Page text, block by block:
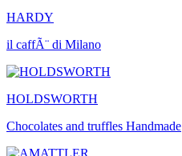
HARDY
il caffÃ¨ di Milano
HOLDSWORTH
Chocolates and truffles Handmade